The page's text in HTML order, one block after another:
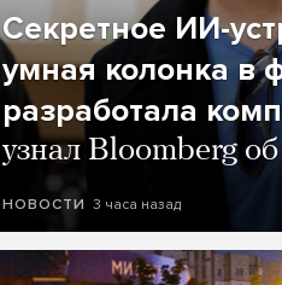
Секретное ИИ-
умная колонка в
разработала
узнал Bloomberg
НОВОСТИ 3 часа назад